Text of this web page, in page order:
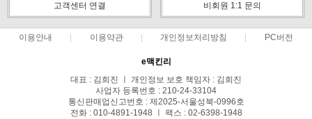
고객센터 연결 비회원 1:1 문의
이용안내 이용약관 개인정보처리방침 PC버전
e맥킨리
대표 : 김희진 ㅣ 개인정보 보호 책임자 : 김희진
사업자 등록번호 : 210-24-33104
통신판매업신고번호 : 제2025-서울성북-0996호
전화 : 010-4891-1948 ㅣ 팩스 : 02-6398-1948